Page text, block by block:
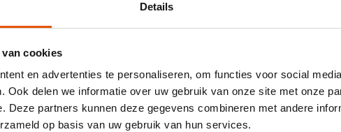
Details
cookies
en advertenties te personaliseren, om functies voor social
Ook delen we informatie over uw gebruik van onze site met onze
Deze partners kunnen deze gegevens combineren met andere
op basis van uw gebruik van hun services.
besparen bij een